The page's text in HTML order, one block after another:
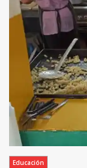
Educación